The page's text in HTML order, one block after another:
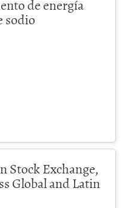
de energía
sodio
Stock Exchange,
Global and Latin